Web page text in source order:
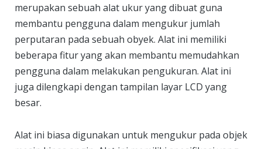
merupakan sebuah alat ukur yang dibuat guna
membantu pengguna dalam mengukur jumlah
perputaran pada sebuah obyek. Alat ini memiliki
beberapa fitur yang akan membantu memudahkan
pengguna dalam melakukan pengukuran. Alat ini
juga dilengkapi dengan tampilan layar LCD yang
besar.
Alat ini biasa digunakan untuk mengukur pada objek